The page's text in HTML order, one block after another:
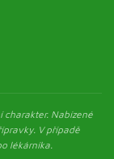
charakter. Nabízené
V případě
lékárníka.